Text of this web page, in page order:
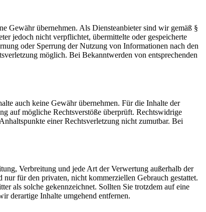
Gewähr übernehmen. Als Diensteanbieter sind wir gemäß §
jedoch nicht verpflichtet, übermittelte oder gespeicherte
oder Sperrung der Nutzung von Informationen nach den
möglich. Bei Bekanntwerden von entsprechenden
auch keine Gewähr übernehmen. Für die Inhalte der
auf mögliche Rechtsverstöße überprüft. Rechtswidrige
einer Rechtsverletzung nicht zumutbar. Bei
Verbreitung und jede Art der Verwertung außerhalb der
für den privaten, nicht kommerziellen Gebrauch gestattet.
als solche gekennzeichnet. Sollten Sie trotzdem auf eine
derartige Inhalte umgehend entfernen.